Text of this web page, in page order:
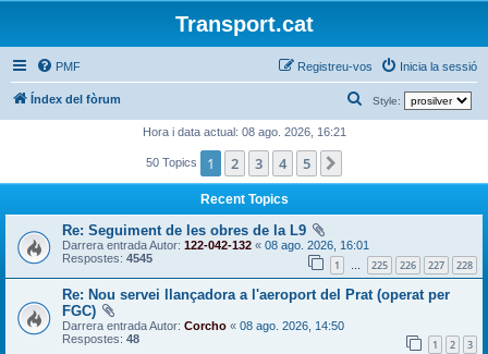
Transport.cat
PMF Inicia la sessió
Registreu-vos
Índex del fòrum Style:
e
Hora i data actual: 08 ago. 2026, 16:21
50 Topics 1 2 3 4 5
Recent Topics
Re: Seguiment de les obres de la L9
Darrera entrada Autor: 122-042-132 « 08 ago. 2026, 16:01
Respostes: 4545 1 … 225 226 227 228
Re: Nou servei llançadora a l'aeroport del Prat (operat per
FGC)
Darrera entrada Autor: Corcho « 08 ago. 2026, 14:50
Respostes: 48 1 2 3